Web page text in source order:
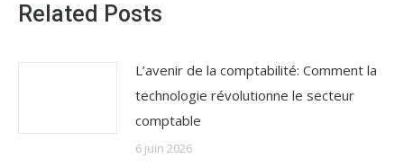
Related Posts
L’avenir de la comptabilité: Comment la
technologie révolutionne le secteur
comptable
6 juin 2026